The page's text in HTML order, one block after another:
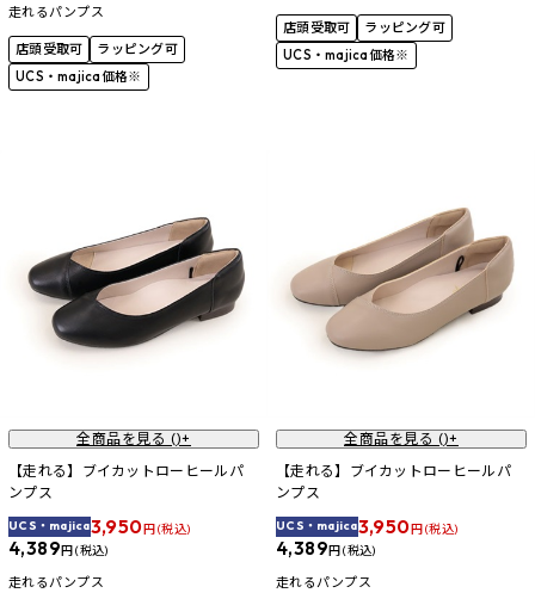
走れるパンプス
店頭受取可
ラッピング可
UCS・majica価格※
店頭受取可
ラッピング可
UCS・majica価格※
全商品を見る ()+
【走れる】ブイカットローヒールパ
ンプス
UCS・majica3,950円 (税込)
4,389円 (税込)
走れるパンプス
全商品を見る ()+
【走れる】ブイカットローヒールパ
ンプス
UCS・majica3,950円 (税込)
4,389円 (税込)
走れるパンプス